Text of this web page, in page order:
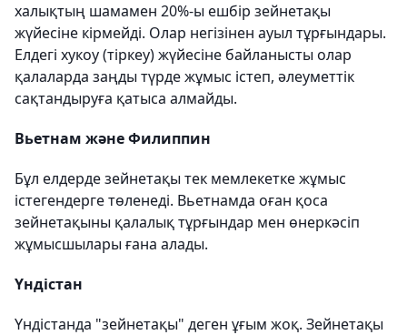
халықтың шамамен 20%-ы ешбір зейнетақы
жүйесіне кірмейді. Олар негізінен ауыл тұрғындары.
Елдегі хукоу (тіркеу) жүйесіне байланысты олар
қалаларда заңды түрде жұмыс істеп, әлеуметтік
сақтандыруға қатыса алмайды.
Вьетнам және Филиппин
Бұл елдерде зейнетақы тек мемлекетке жұмыс
істегендерге төленеді. Вьетнамда оған қоса
зейнетақыны қалалық тұрғындар мен өнеркәсіп
жұмысшылары ғана алады.
Үндістан
Үндістанда "зейнетақы" деген ұғым жоқ. Зейнетақы